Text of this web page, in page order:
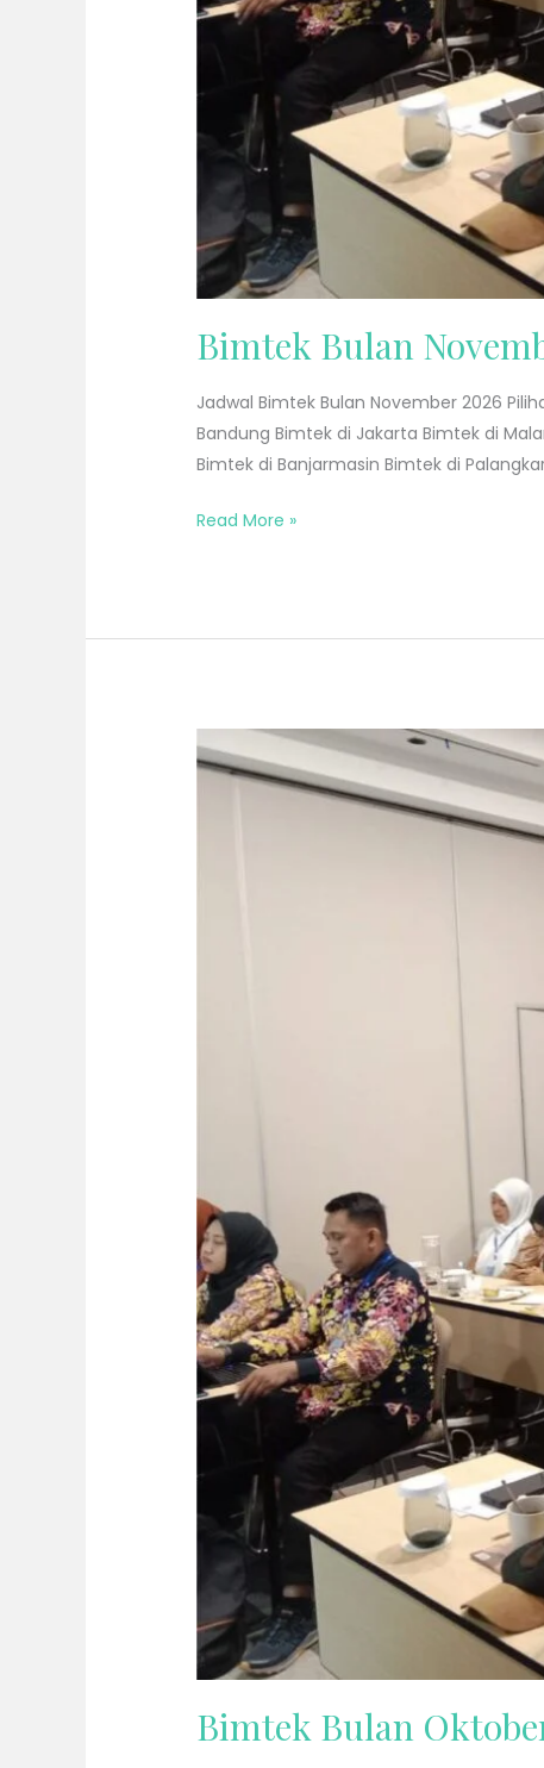
Bimtek Bulan
Jadwal Bimtek Bulan November 2026
Bandung Bimtek di Jakarta Bimtek di
Bimtek di Banjarmasin Bimtek di
Read More »
Bimtek Bulan
Bimtek
Bulan